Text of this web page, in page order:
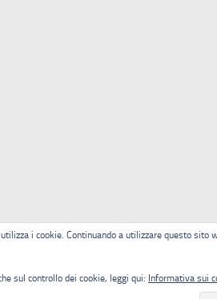
i cookie. Continuando a utilizzare questo sito
sul controllo dei cookie, leggi qui: Informativa sui